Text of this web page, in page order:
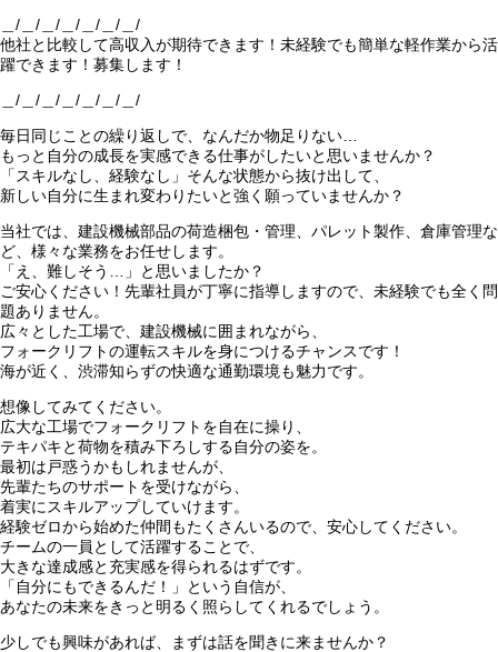
＿/＿/＿/＿/＿/＿/＿/
他社と比較して高収入が期待できます！未経験でも簡単な軽作業から活
躍できます！募集します！
＿/＿/＿/＿/＿/＿/＿/
毎日同じことの繰り返しで、なんだか物足りない…
もっと自分の成長を実感できる仕事がしたいと思いませんか？
「スキルなし、経験なし」そんな状態から抜け出して、
新しい自分に生まれ変わりたいと強く願っていませんか？
当社では、建設機械部品の荷造梱包・管理、パレット製作、倉庫管理な
ど、様々な業務をお任せします。
「え、難しそう…」と思いましたか？
ご安心ください！先輩社員が丁寧に指導しますので、未経験でも全く問
題ありません。
広々とした工場で、建設機械に囲まれながら、
フォークリフトの運転スキルを身につけるチャンスです！
海が近く、渋滞知らずの快適な通勤環境も魅力です。
想像してみてください。
広大な工場でフォークリフトを自在に操り、
テキパキと荷物を積み下ろしする自分の姿を。
最初は戸惑うかもしれませんが、
先輩たちのサポートを受けながら、
着実にスキルアップしていけます。
経験ゼロから始めた仲間もたくさんいるので、安心してください。
チームの一員として活躍することで、
大きな達成感と充実感を得られるはずです。
「自分にもできるんだ！」という自信が、
あなたの未来をきっと明るく照らしてくれるでしょう。
少しでも興味があれば、まずは話を聞きに来ませんか？